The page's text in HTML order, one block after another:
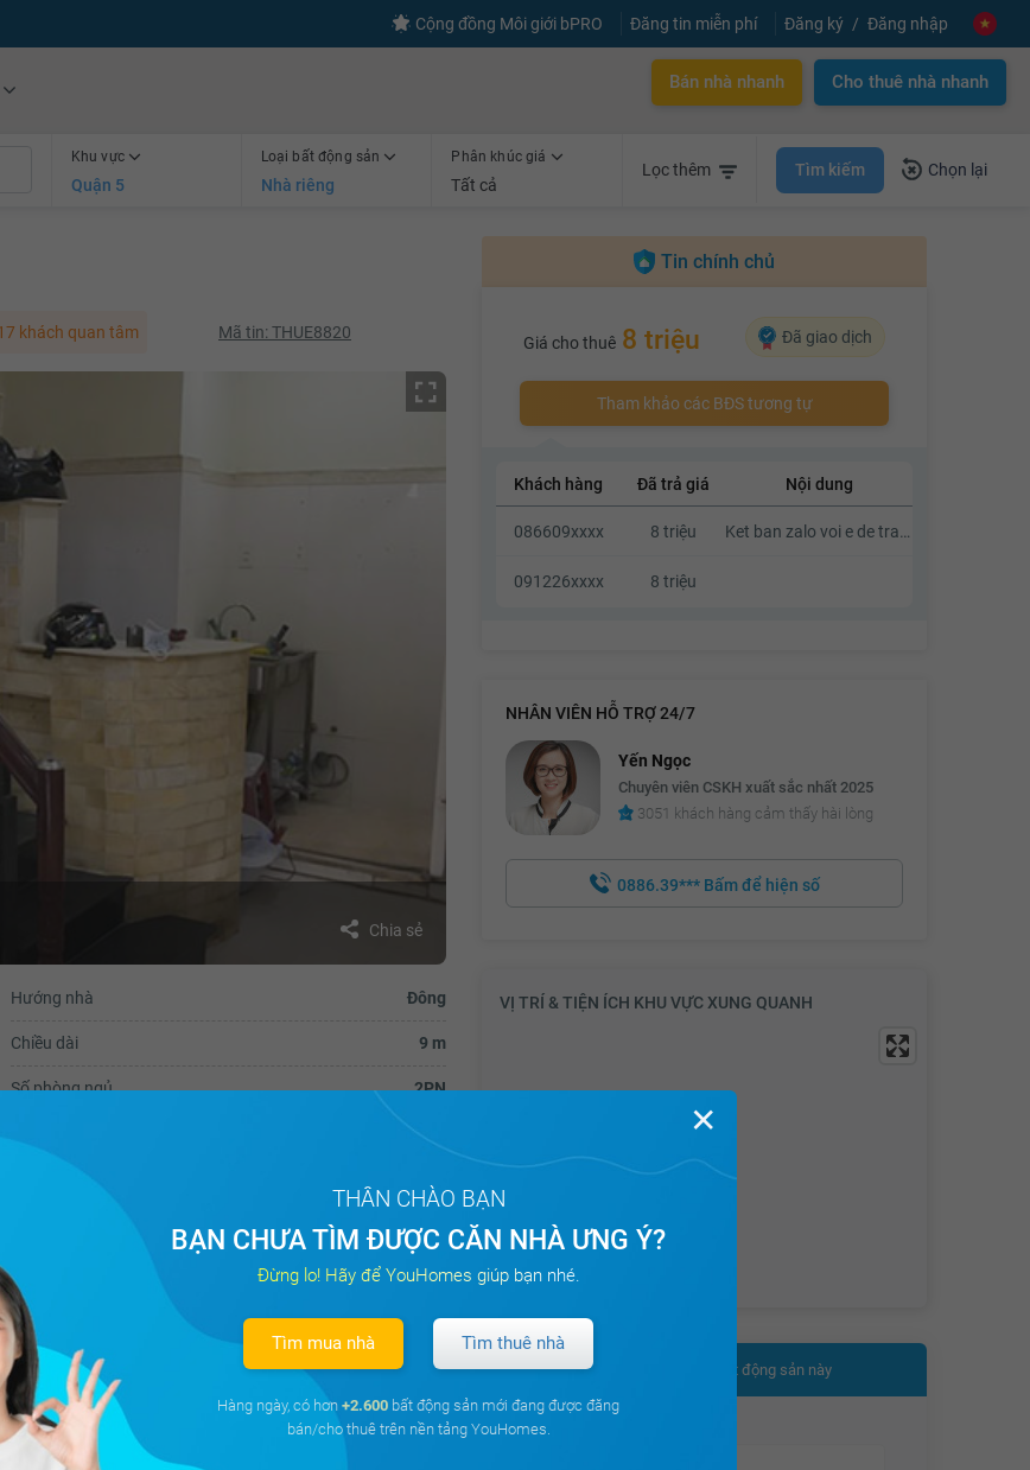
Cộng đồng Môi giới bPRO Đăng tin miễn phí Đăng ký Đăng nhập
Bán nhà nhanh Cho thuê nhà nhanh
Khu vực
Quận 5
Loại bất động sản
Nhà riêng
Phân khúc giá
Tất cả
Lọc thêm Tìm kiếm Chọn lại
khách quan tâm Mã tin: THUE8820
Chia sẻ
Hướng nhà Đông
Chiều dài 9 m
Số phòng ngủ 2PN
WC,
đẹp,
Tin chính chủ
Giá cho thuê 8 triệu Đã giao dịch
Tham khảo các BĐS tương tự
Khách hàng Đã trả giá Nội dung
086609xxxx 8 triệu Ket ban zalo voi e de trao doi dx k a
091226xxxx 8 triệu
NHÂN VIÊN HỖ TRỢ 24/7
Yến Ngọc
Chuyên viên CSKH xuất sắc nhất 2025
3051 khách hàng cảm thấy hài lòng
0886.39*** Bấm để hiện số
VỊ TRÍ & TIỆN ÍCH KHU VỰC XUNG QUANH
Nhận thêm thông tin bất động sản này
✕
THÂN CHÀO BẠN
BẠN CHƯA TÌM ĐƯỢC CĂN NHÀ ƯNG Ý?
Đừng lo! Hãy để YouHomes giúp bạn nhé.
Tìm mua nhà Tìm thuê nhà
Hàng ngày, có hơn +2.600 bất động sản mới đang được đăng
bán/cho thuê trên nền tảng YouHomes.